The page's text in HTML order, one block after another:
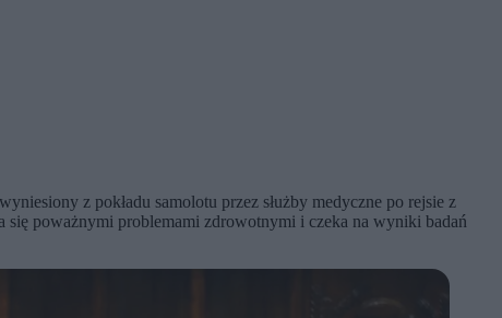
z pokładu samolotu przez służby medyczne po rejsie z
się poważnymi problemami zdrowotnymi i czeka na wyniki badań